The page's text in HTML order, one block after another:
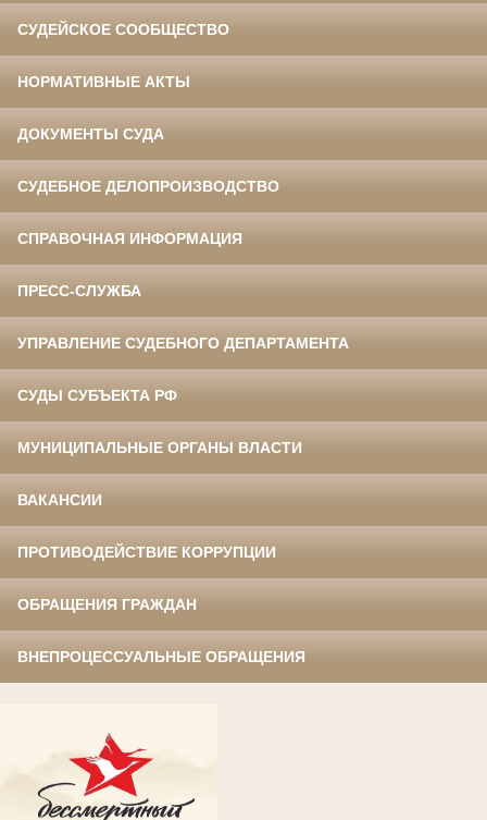
СУДЕЙСКОЕ СООБЩЕСТВО
НОРМАТИВНЫЕ АКТЫ
ДОКУМЕНТЫ СУДА
СУДЕБНОЕ ДЕЛОПРОИЗВОДСТВО
СПРАВОЧНАЯ ИНФОРМАЦИЯ
ПРЕСС-СЛУЖБА
УПРАВЛЕНИЕ СУДЕБНОГО ДЕПАРТАМЕНТА
СУДЫ СУБЪЕКТА РФ
МУНИЦИПАЛЬНЫЕ ОРГАНЫ ВЛАСТИ
ВАКАНСИИ
ПРОТИВОДЕЙСТВИЕ КОРРУПЦИИ
ОБРАЩЕНИЯ ГРАЖДАН
ВНЕПРОЦЕССУАЛЬНЫЕ ОБРАЩЕНИЯ